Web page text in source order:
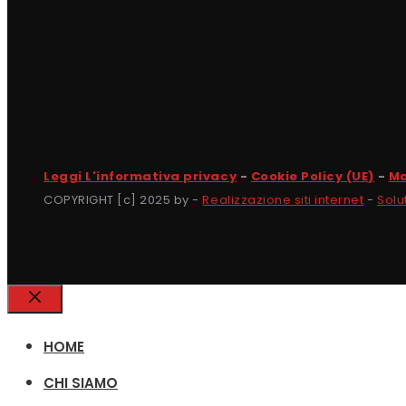
Leggi L'informativa privacy - Cookie Policy (UE) -
COPYRIGHT [c] 2025 by -Realizzazione siti internet -
HOME
CHI SIAMO